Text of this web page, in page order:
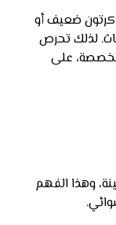
ضعيف أو
لذلك تحرص
على
وهذا الفهم